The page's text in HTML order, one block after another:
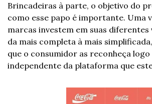
Brincadeiras à parte, o objetivo do
como esse papo é importante. Uma
marcas investem em suas diferentes
da mais completa à mais
que o consumidor as reconheça logo
independente da plataforma que